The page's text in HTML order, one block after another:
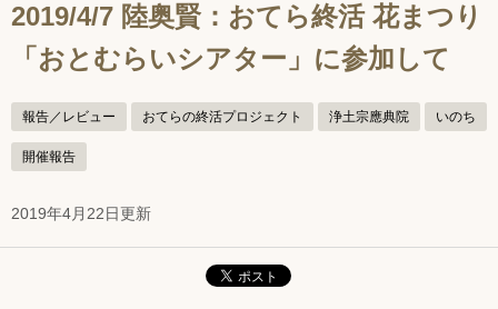
2019/4/7 陸奥賢：おてら終活 花まつり
「おとむらいシアター」に参加して
報告／レビュー おてらの終活プロジェクト 浄土宗應典院 いのち
開催報告
2019年4月22日更新